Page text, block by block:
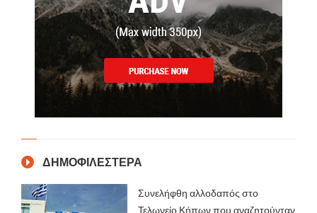
ΔΗΜΟΦΙΛΕΣΤΕΡΑ
Συνελήφθη αλλοδαπός στο
Τελωνείο Κήπων που αναζητούνταν